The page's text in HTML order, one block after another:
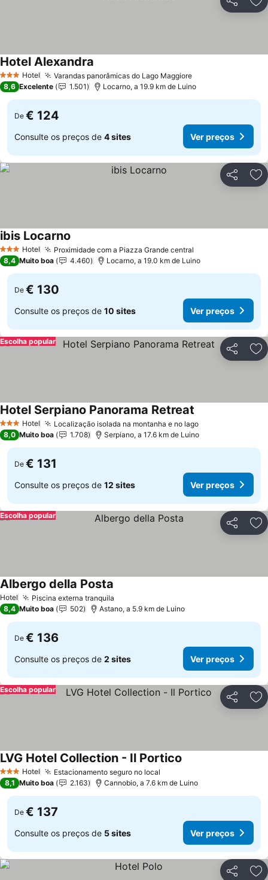
Partilhar
3 EstrelasHotel Varandas panorâmicas do Lago Maggiore
Hotel Alexandra
8,6 Excelente 1.501 Locarno, a 19.9 km de Luino
De € 124
Consulte os preços de 4 sites Ver preços
Partilhar
3 EstrelasHotel Proximidade com a Piazza Grande central
ibis Locarno
8,4 Muito boa 4.460 Locarno, a 19.0 km de Luino
De € 130
Consulte os preços de 10 sites Ver preços
Partilhar
Escolha popular
3 EstrelasHotel Localização isolada na montanha e no lago
Hotel Serpiano Panorama Retreat
8,0 Muito boa 1.708 Serpiano, a 17.6 km de Luino
De € 131
Consulte os preços de 12 sites Ver preços
Partilhar
Escolha popular
Hotel Piscina externa tranquila
Albergo della Posta
8,4 Muito boa 502 Astano, a 5.9 km de Luino
De € 136
Consulte os preços de 2 sites Ver preços
Partilhar
Escolha popular
3 EstrelasHotel Estacionamento seguro no local
LVG Hotel Collection - Il Portico
8,1 Muito boa 2.163 Cannobio, a 7.6 km de Luino
De € 137
Consulte os preços de 5 sites Ver preços
Partilhar